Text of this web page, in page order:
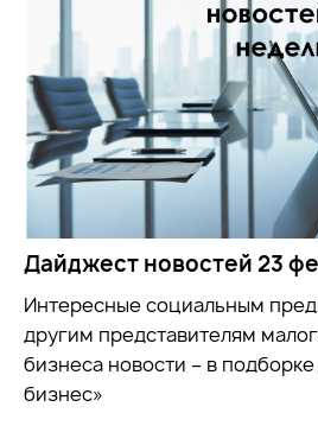
Дайджест новостей 23
Интересные социальным
другим представителям
бизнеса новости – в
бизнес»